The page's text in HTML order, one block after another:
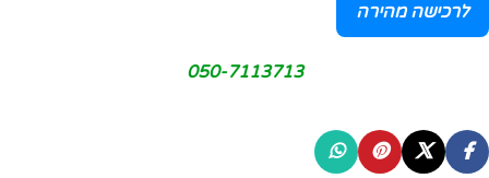
לרכישה מהירה
050-7113713